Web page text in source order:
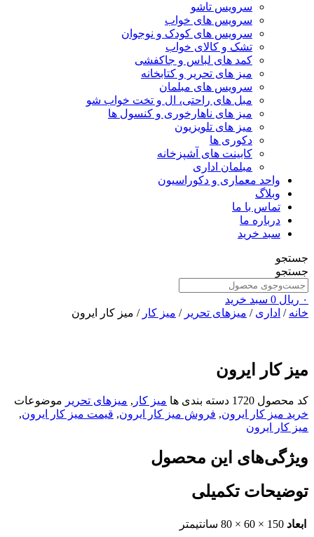
سرویس تاشو
سرویس های خواب
سرویس های کودک و نوجوان
تشک و کالای خواب
کمد های لباس و جاکفشی
میز های تحریر و کتابخانه
سرویس های مبلمان
مبل های راحتی، ال و تخت خواب شو
میز های ناهارخوری و کنسول ها
میز های تلویزیون
دکوری ها
کابینت های آشپزخانه
مبلمان اداری
واحد معماری و دکوراسیون
وبلاگ
تماس با ما
درباره ما
سبد خرید
جستجو
جستجو
۰ ریال 0 سبد خرید
خانه / اداری / میزهای تحریر / میز کار / میز کار ایرون
میز کار ایرون
کد محصول 1720 دسته بندی ها میز کار , میزهای تحریر موضوعات
خرید میز کار ایرون, فروش میز کار ایرون, قیمت میز کار ایرون,
میز کار ایرون
ویژگی‌های این محصول
توضیحات تکمیلی
ابعاد 150 × 60 × 80 سانتیمتر